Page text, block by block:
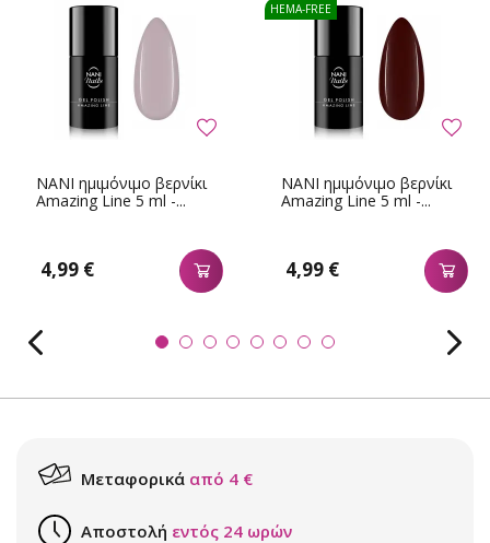
NANI ημιμόνιμο βερνίκι
Amazing Line 5 ml -...
4,99 €
NANI ημιμόνιμο βερνίκι
Amazing Line 5 ml -...
4,99 €
HEMA-FREE
Μεταφορικά από 4 €
Αποστολή εντός 24 ωρών